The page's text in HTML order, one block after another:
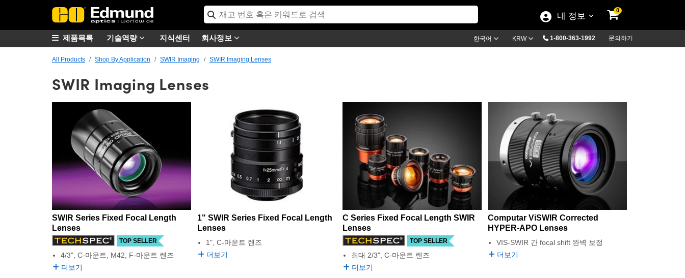
내 정보
0
기술역량 지식센터 회사정보 한국어 KRW 1-800-363-1992 문의하기
제품목록
All Products Shop By Application SWIR Imaging SWIR Imaging Lenses
SWIR Imaging Lenses
SWIR Series Fixed Focal Length
Lenses
TOP SELLER
4/3", C-마운트, M42, F-마운트 렌즈
더보기
1" SWIR Series Fixed Focal Length
Lenses
1", C-마운트 렌즈
더보기
C Series Fixed Focal Length SWIR
Lenses
TOP SELLER
최대 2/3", C-마운트 렌즈
더보기
Computar ViSWIR Corrected
HYPER-APO Lenses
VIS-SWIR 간 focal shift 완벽 보정
더보기